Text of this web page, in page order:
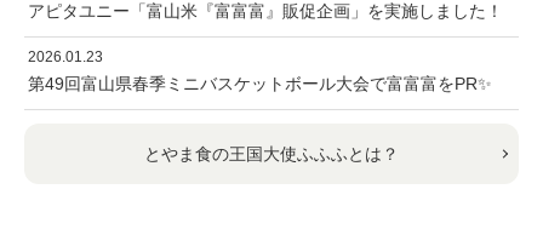
アピタユニー「富山米『富富富』販促企画」を実施しました！
2026.01.23
第49回富山県春季ミニバスケットボール大会で富富富をPR✨
とやま食の王国大使ふふふとは？